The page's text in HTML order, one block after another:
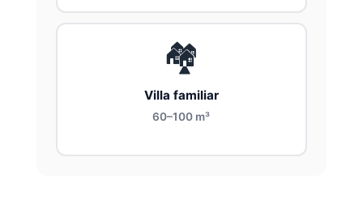
🏘️
Villa familiar
60–100 m³